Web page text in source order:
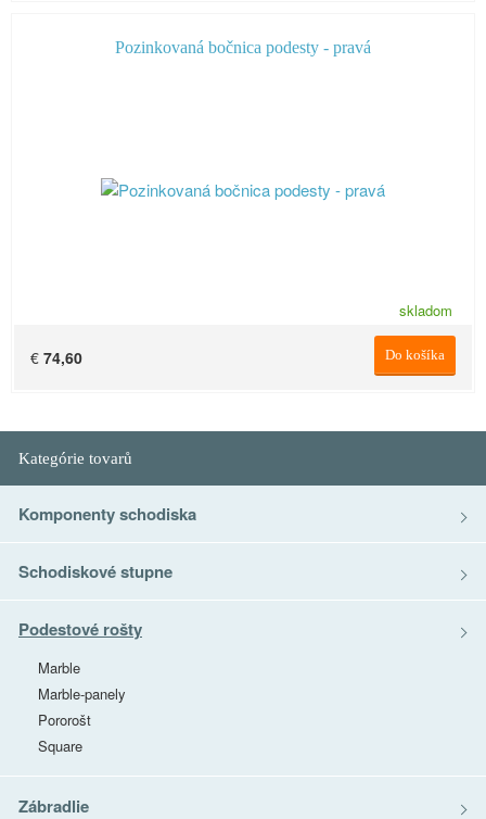
Pozinkovaná bočnica podesty - pravá
skladom
Do košíka
€ 74,60
Kategórie tovarů
Komponenty schodiska
Schodiskové stupne
Podestové rošty
Marble
Marble-panely
Pororošt
Square
Zábradlie